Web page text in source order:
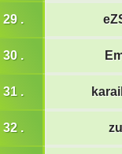
29 .
30 .
31 .
32 .